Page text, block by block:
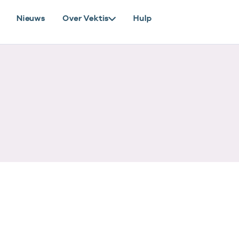
Nieuws Over Vektis Hulp